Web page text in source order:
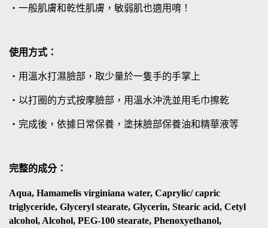
・一般肌膚和乾性肌膚，敏弱肌也適用唷！
使用方式：
・用溫水打濕臉部，取少量於一隻手的手掌上
・以打圈的方式按摩臉部 ， 用溫水沖洗並用毛巾擦乾
・完成後，依據日常保養，塗抹臉部保養油和精華液等
完整的成分：
Aqua, Hamamelis virginiana water, Caprylic/ capric
triglyceride, Glyceryl stearate, Glycerin, Stearic acid, Cetyl
alcohol, Alcohol, PEG-100 stearate, Phenoxyethanol,